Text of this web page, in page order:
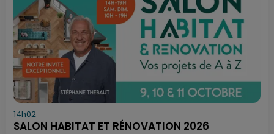
14h02
SALON HABITAT ET RÉNOVATION 2026